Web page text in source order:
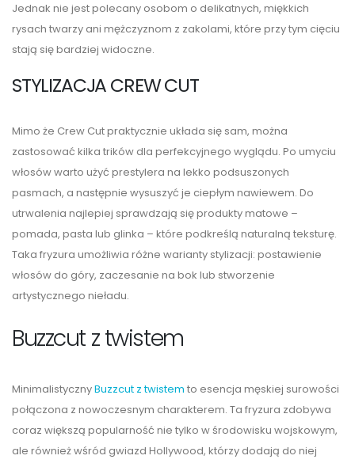
Jednak nie jest polecany osobom o delikatnych, miękkich
rysach twarzy ani mężczyznom z zakolami, które przy tym cięciu
stają się bardziej widoczne.
STYLIZACJA CREW CUT
Mimo że Crew Cut praktycznie układa się sam, można
zastosować kilka trików dla perfekcyjnego wyglądu. Po umyciu
włosów warto użyć prestylera na lekko podsuszonych
pasmach, a następnie wysuszyć je ciepłym nawiewem. Do
utrwalenia najlepiej sprawdzają się produkty matowe –
pomada, pasta lub glinka – które podkreślą naturalną teksturę.
Taka fryzura umożliwia różne warianty stylizacji: postawienie
włosów do góry, zaczesanie na bok lub stworzenie
artystycznego nieładu.
Buzzcut z twistem
MinimalistycznyBuzzcut z twistem to esencja męskiej surowości
połączona z nowoczesnym charakterem. Ta fryzura zdobywa
coraz większą popularność nie tylko w środowisku wojskowym,
ale również wśród gwiazd Hollywood, którzy dodają do niej